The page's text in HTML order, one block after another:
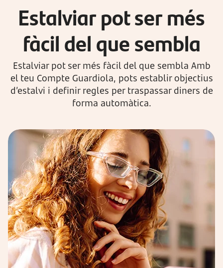
Estalviar pot ser més
fàcil del que sembla
Estalviar pot ser més fàcil del que sembla Amb
el teu Compte Guardiola, pots establir objectius
d’estalvi i definir regles per traspassar diners de
forma automàtica.